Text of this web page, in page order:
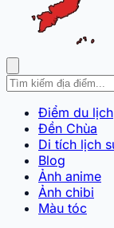
Điểm du lịch
Đền Chùa
Di tích lịch
Blog
Ảnh anime
Ảnh chibi
Màu tóc